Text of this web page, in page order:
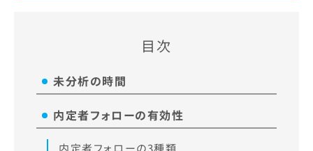
目次
未分析の時間
内定者フォローの有効性
内定者フォローの3種類